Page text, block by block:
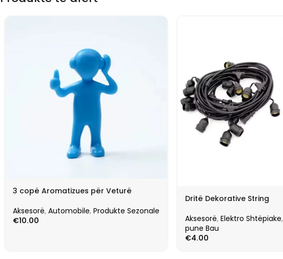
3 copë Aromatizues për Veturë
Aksesorë, Automobile, Produkte Sezonale
€10.00
Dritë Dekorative String
Aksesorë, Elektro Shtëpiake,
pune Bau
€4.00